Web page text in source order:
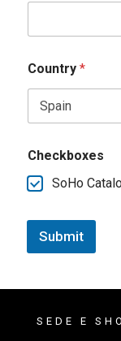
Country *
Checkboxes
SoHo
Submit
SEDE E